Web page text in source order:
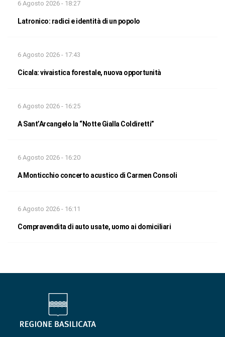
6 Agosto 2026 - 18:27
Latronico: radici e identità di un popolo
6 Agosto 2026 - 17:43
Cicala: vivaistica forestale, nuova opportunità
6 Agosto 2026 - 16:25
A Sant’Arcangelo la “Notte Gialla Coldiretti”
6 Agosto 2026 - 16:20
A Monticchio concerto acustico di Carmen Consoli
6 Agosto 2026 - 16:11
Compravendita di auto usate, uomo ai domiciliari